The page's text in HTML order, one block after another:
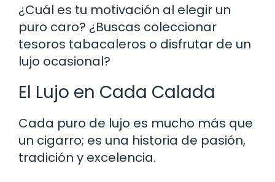
¿Cuál es tu motivación al elegir un
puro caro? ¿Buscas coleccionar
tesoros tabacaleros o disfrutar de un
lujo ocasional?
El Lujo en Cada Calada
Cada puro de lujo es mucho más que
un cigarro; es una historia de pasión,
tradición y excelencia.